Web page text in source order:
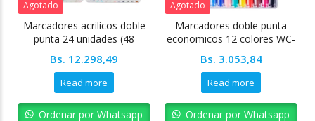
Agotado
Marcadores acrilicos doble
punta 24 unidades (48
Bs. 12.298,49
Read more
Ordenar por Whatsapp
Agotado
Marcadores doble punta
economicos 12 colores WC-
Bs. 3.053,84
Read more
Ordenar por Whatsapp